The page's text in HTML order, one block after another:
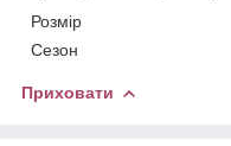
Розмір
Сезон
Приховати